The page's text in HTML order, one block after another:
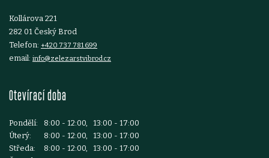
Kollárova 221
282 01 Český Brod
Telefon: +420 737 781 699
email: info@zelezarstvibrod.cz
Otevírací doba
Pondělí:
8:00 - 12:00, 13:00 - 17:00
Úterý:
8:00 - 12:00, 13:00 - 17:00
Středa:
8:00 - 12:00, 13:00 - 17:00